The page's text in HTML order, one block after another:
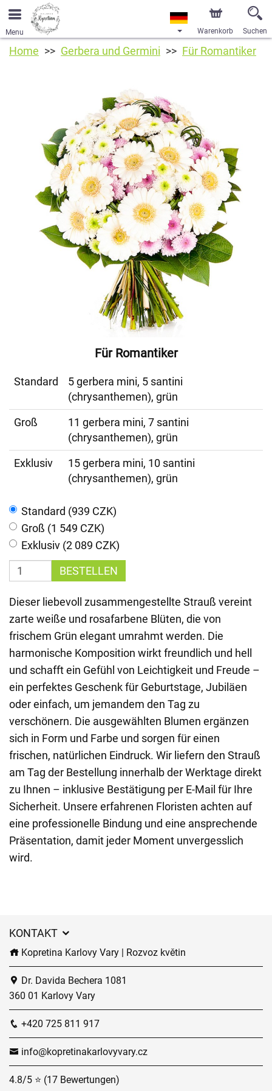
Menu Warenkorb Suchen
Home Gerbera und Germini Für Romantiker
Für Romantiker
Standard
5 gerbera mini, 5 santini
(chrysanthemen), grün
Groß
11 gerbera mini, 7 santini
(chrysanthemen), grün
Exklusiv
15 gerbera mini, 10 santini
(chrysanthemen), grün
Standard (939 CZK)
Groß (1 549 CZK)
Exklusiv (2 089 CZK)
BESTELLEN
Dieser liebevoll zusammengestellte Strauß vereint
zarte weiße und rosafarbene Blüten, die von
frischem Grün elegant umrahmt werden. Die
harmonische Komposition wirkt freundlich und hell
und schafft ein Gefühl von Leichtigkeit und Freude –
ein perfektes Geschenk für Geburtstage, Jubiläen
oder einfach, um jemandem den Tag zu
verschönern. Die ausgewählten Blumen ergänzen
sich in Form und Farbe und sorgen für einen
frischen, natürlichen Eindruck. Wir liefern den Strauß
am Tag der Bestellung innerhalb der Werktage direkt
zu Ihnen – inklusive Bestätigung per E-Mail für Ihre
Sicherheit. Unsere erfahrenen Floristen achten auf
eine professionelle Bindung und eine ansprechende
Präsentation, damit jeder Moment unvergesslich
wird.
KONTAKT
Kopretina Karlovy Vary | Rozvoz květin
Dr. Davida Bechera 1081
360 01 Karlovy Vary
+420 725 811 917
info@kopretinakarlovyvary.cz
4.8/5 ⭐ (17 Bewertungen)